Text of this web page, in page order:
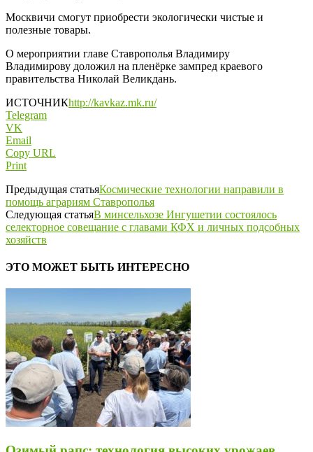
Москвичи смогут приобрести экологически чистые и
полезные товары.
О мероприятии главе Ставрополья Владимиру
Владимирову доложил на пленёрке зампред краевого
правительства Николай Великдань.
ИСТОЧНИКhttp://kavkaz.mk.ru/
Telegram
VK
Email
Copy URL
Print
Предыдущая статьяКосмические технологии направили в
помощь аграриям Ставрополья
Следующая статьяВ минсельхозе Ингушетии состоялось
селекторное совещание с главами КФХ и личных подсобных
хозяйств
ЭТО МОЖЕТ БЫТЬ ИНТЕРЕСНО